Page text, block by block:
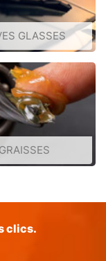
GLASSES
GRAISSES
clics.